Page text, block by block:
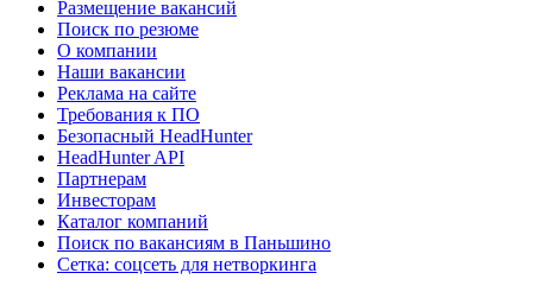
Размещение вакансий
Поиск по резюме
О компании
Наши вакансии
Реклама на сайте
Требования к ПО
Безопасный HeadHunter
HeadHunter API
Партнерам
Инвесторам
Каталог компаний
Поиск по вакансиям в Паньшино
Сетка: соцсеть для нетворкинга